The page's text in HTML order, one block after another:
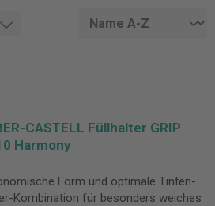
CASTELL Füllhalter GRIP
Harmony
Form und optimale Tinten-
Kombination für besonders weiches